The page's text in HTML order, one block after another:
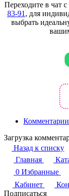
Переходите в чат
83-91 , для
выбрать
Комментарии
Загрузка
Назад к списку
Главная
0 Избранные
Кабинет
Подписаться